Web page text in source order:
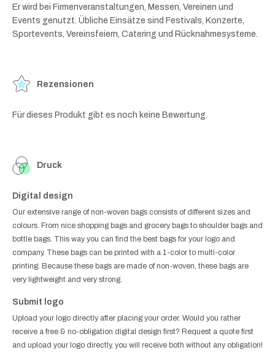
Er wird bei Firmenveranstaltungen, Messen, Vereinen und
Events genutzt. Übliche Einsätze sind Festivals, Konzerte,
Sportevents, Vereinsfeiern, Catering und Rücknahmesysteme.
Rezensionen
Für dieses Produkt gibt es noch keine Bewertung.
Druck
Digital design
Our extensive range of non-woven bags consists of different sizes and
colours. From nice shopping bags and grocery bags to shoulder bags and
bottle bags. This way you can find the best bags for your logo and
company. These bags can be printed with a 1-color to multi-color
printing. Because these bags are made of non-woven, these bags are
very lightweight and very strong.
Submit logo
Upload your logo directly after placing your order. Would you rather
receive a free & no-obligation digital design first? Request a quote first
and upload your logo directly, you will receive both without any obligation!